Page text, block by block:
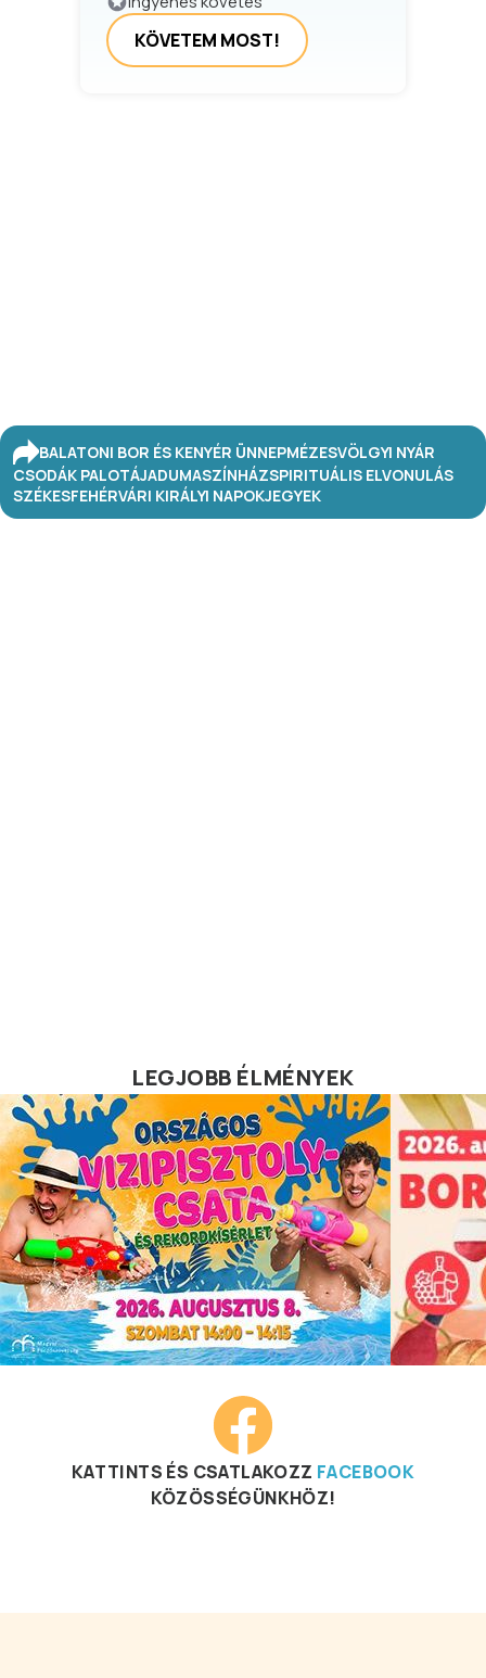
KÖVETEM MOST!
BALATONI BOR ÉS KENYÉR ÜNNEPMÉZESVÖLGYI NYÁR
CSODÁK PALOTÁJADUMASZÍNHÁZSPIRITUÁLIS ELVONULÁS
SZÉKESFEHÉRVÁRI KIRÁLYI NAPOKJEGYEK
LEGJOBB ÉLMÉNYEK
KATTINTS ÉS CSATLAKOZZ FACEBOOK
KÖZÖSSÉGÜNKHÖZ!